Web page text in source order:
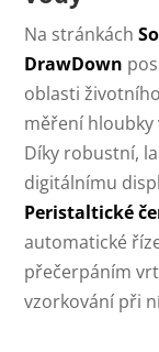
Na stránkách
DrawDown
oblasti
měření hloubky
Díky robustní,
digitálnímu
Peristaltické
automatické
přečerpáním
vzorkování při